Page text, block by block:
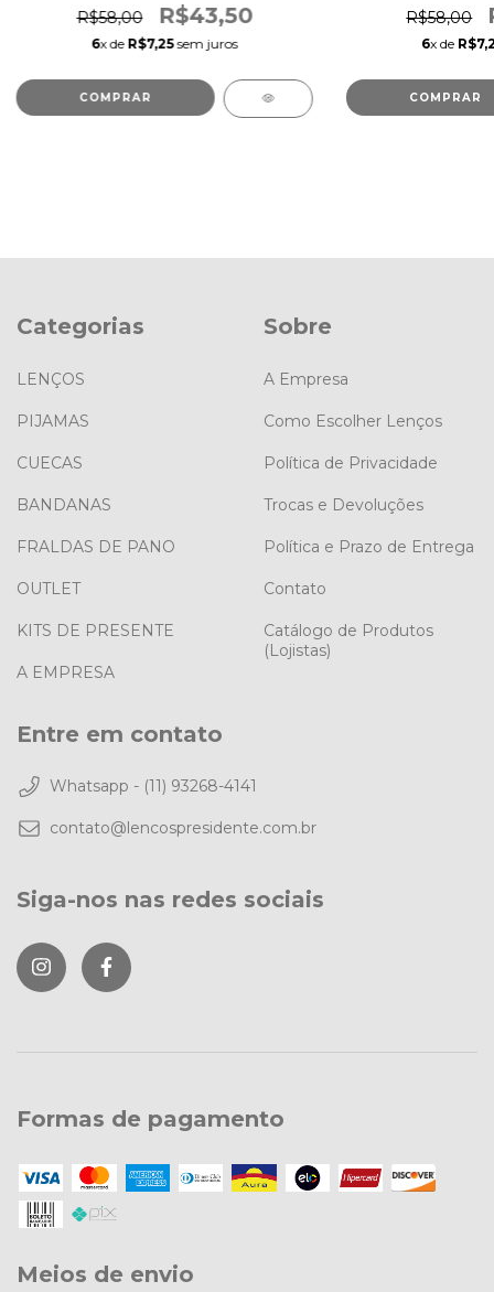
R$58,00 R$43,50
6x de R$7,25sem juros
COMPRAR
R$58,00
6x de
COMPRAR
Categorias
LENÇOS
PIJAMAS
CUECAS
BANDANAS
FRALDAS DE PANO
OUTLET
KITS DE PRESENTE
A EMPRESA
Sobre
A Empresa
Como Escolher Lenços
Política de Privacidade
Trocas e Devoluções
Política e Prazo de Entrega
Contato
Catálogo de Produtos
(Lojistas)
Entre em contato
Whatsapp - (11) 93268-4141
contato@lencospresidente.com.br
Siga-nos nas redes sociais
Formas de pagamento
Meios de envio